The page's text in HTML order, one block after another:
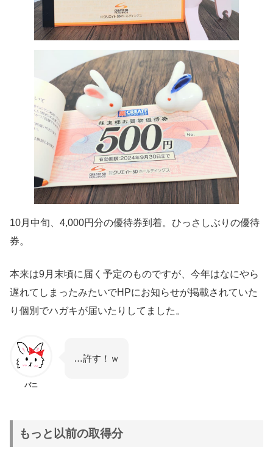
10月中旬、4,000円分の優待券到着。ひっさしぶりの優待
券。
本来は9月末頃に届く予定のものですが、今年はなにやら
遅れてしまったみたいでHPにお知らせが掲載されていた
り個別でハガキが届いたりしてました。
バニ
…許す！ｗ
もっと以前の取得分